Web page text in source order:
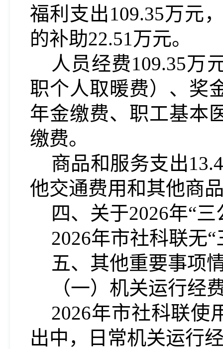
福利支出109.35万元
的补助22.51万元。
人员经费109.35万
职个人取暖费）、奖
年金缴费、职工基本
缴费。
商品和服务支出
他交通费用和其他商
四、关于2026年“三
2026年市社科联无
五、其他重要事项
（一）机关运行经
2026年市社科联使
出中，日常机关运行